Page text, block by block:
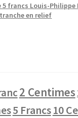
5 francs Louis-Philippe
en relief
2 Centimes
5 Francs10